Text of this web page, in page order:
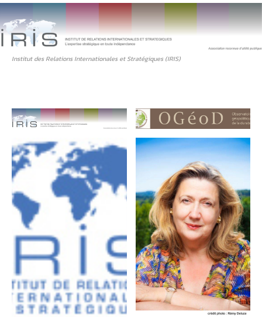
Institut des Relations Internationales et Stratégiques (IRIS)